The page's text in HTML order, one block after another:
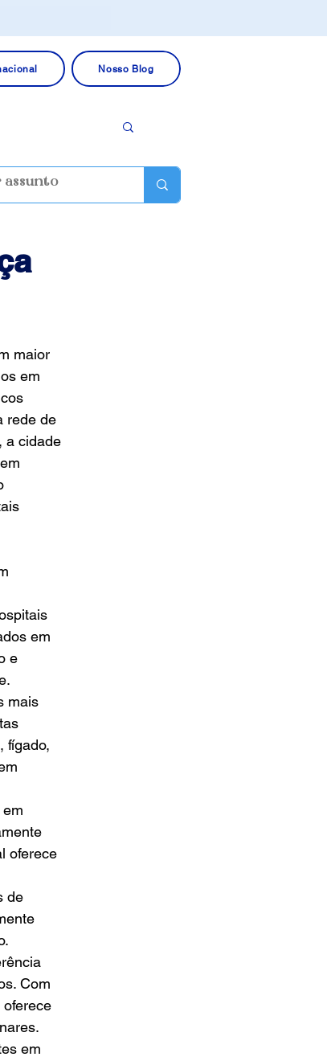
Nosso Blog
maior
em
rede de
a cidade
em
e
mais
fígado,
oferece
de
Com
em